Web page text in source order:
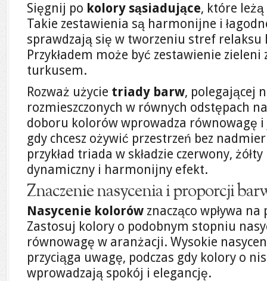
Sięgnij po kolory sąsiadujące, które
Takie zestawienia są harmonijne i
sprawdzają się w tworzeniu stref
Przykładem może być zestawienie
turkusem.
Rozważ użycie triady barw, polegającej
rozmieszczonych w równych odstępach
doboru kolorów wprowadza równowagę i
gdy chcesz ożywić przestrzeń bez
przykład triada w składzie czerwony,
dynamiczny i harmonijny efekt.
Znaczenie nasycenia i proporcji
Nasycenie kolorów znacząco wpływa
Zastosuj kolory o podobnym stopniu
równowagę w aranżacji. Wysokie
przyciąga uwagę, podczas gdy kolory o
wprowadzają spokój i elegancję.